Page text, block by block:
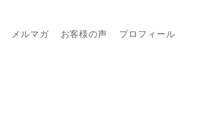
メルマガ お客様の声 プロフィール